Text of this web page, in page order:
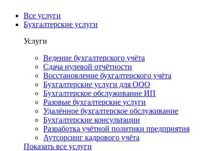
Все услуги
Бухгалтерские услуги
Услуги
Ведение бухгалтерского учёта
Сдача нулевой отчётности
Восстановление бухгалтерского учёта
Бухгалтерские услуги для ООО
Бухгалтерское обслуживание ИП
Разовые бухгалтерские услуги
Удалённое бухгалтерское обслуживание
Бухгалтерские консультации
Разработка учётной политики предприятия
Аутсорсинг кадрового учёта
Показать все услуги